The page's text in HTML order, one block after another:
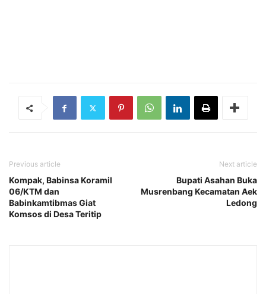
Previous article
Kompak, Babinsa Koramil
06/KTM dan
Babinkamtibmas Giat
Komsos di Desa Teritip
Next article
Bupati Asahan Buka
Musrenbang Kecamatan Aek
Ledong